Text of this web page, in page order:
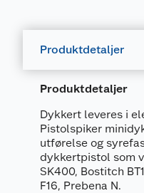
Produktdetaljer
Produktdetaljer
Dykkert leveres i
Pistolspiker
utførelse og
dykkertpistol som
SK400, Bostitch
F16, Prebena N.
Generelt